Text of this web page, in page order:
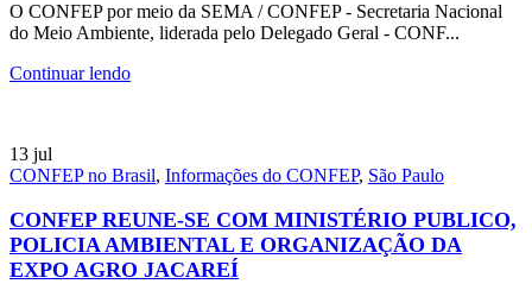
O CONFEP por meio da SEMA / CONFEP - Secretaria Nacional
do Meio Ambiente, liderada pelo Delegado Geral - CONF...
Continuar lendo
13 jul
CONFEP no Brasil, Informações do CONFEP, São Paulo
CONFEP REUNE-SE COM MINISTÉRIO PUBLICO,
POLICIA AMBIENTAL E ORGANIZAÇÃO DA
EXPO AGRO JACAREÍ